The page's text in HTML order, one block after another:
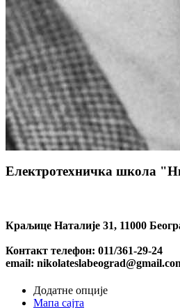
Електротехничка школа
Краљице Наталије 31, 11000
Контакт телефон: 011/361-29-24
email:
Додатне опције
Мапа сајта